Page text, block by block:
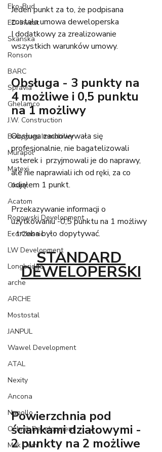
Eko-Bud
ED-Invest
Skanska
Ronson
BARC
Spravia
Ghelamco
J.W. Construction
Bouygues Immobilier
Murapol
Matexi
Okam
Acatom
Rogowski Development
Eco Classic
LW Development
Longbridge
arche
ARCHE
Mostostal
JANPUL
Wawel Development
ATAL
Nexity
Ancona
Napollo
Ochnik Development
Mak Dom
Jeden punkt za to, że podpisana
została umowa deweloperska
I dodatkowy za zrealizowanie
wszystkich warunków umowy.
Obsługa - 3 punkty na
4 możliwe i 0,5 punktu
na 1 możliwy
Obsługa zachowywała się
profesjonalnie, nie bagatelizowali
usterek i  przyjmowali je do naprawy,
ale nie naprawiali ich od ręki, za co
odjąłem 1 punkt.
Przekazywanie informacji o
użytkowaniu -0,5 punktu na 1 możliwy
- trzeba było dopytywać.
STANDARD
DEWELOPERSKI
Powierzchnia pod
ściankami działowymi -
2 punkty na 2 możliwe